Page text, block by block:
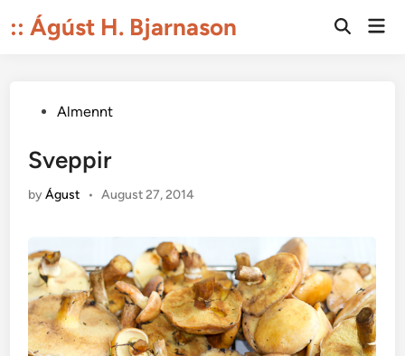
to:: Ágúst H. Bjarnason
Open
PostedAlmennt
Sveppir
byÁgust • August 27, 2014